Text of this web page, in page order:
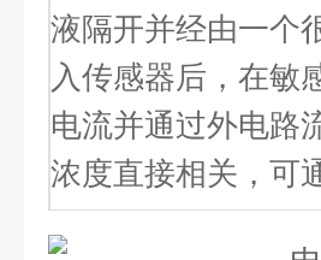
液隔开并经由一个
入传感器后，在敏
电流并通过外电路
浓度直接相关，可